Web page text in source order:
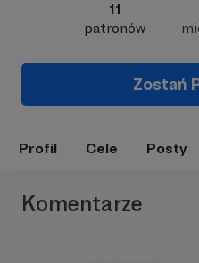
11
patronów
Zostań
Profil Cele Posty
Komentarze